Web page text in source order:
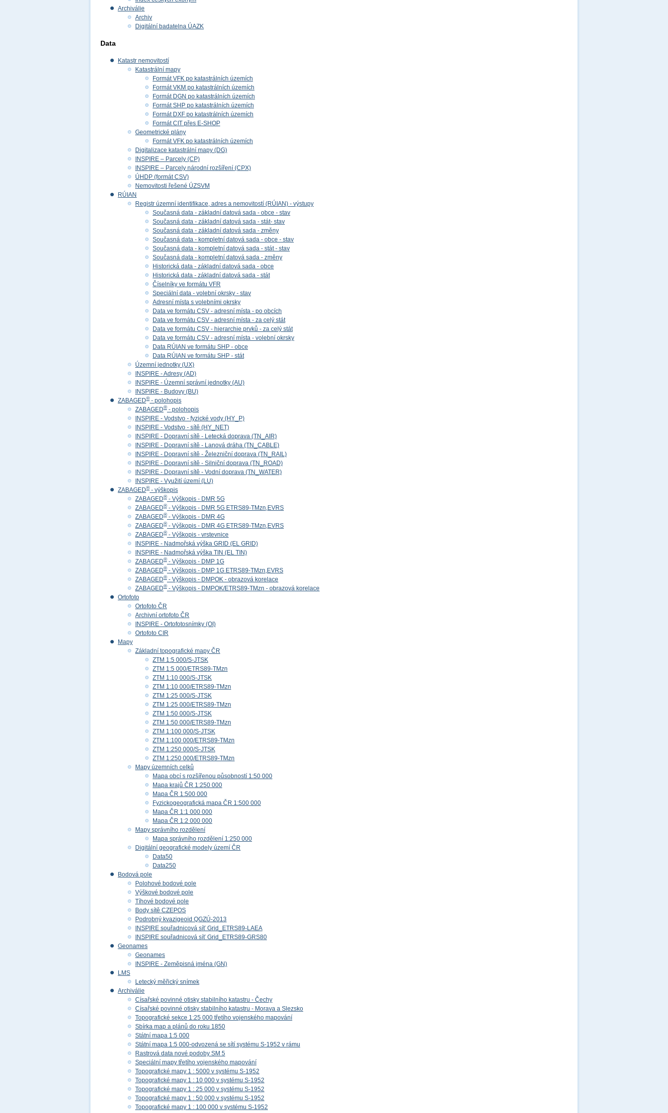
Archiválie
Archiv
Digitální badatelna ÚAZK
Data
Katastr nemovitostí
Katastrální mapy
Formát VFK po katastrálních územích
Formát VKM po katastrálních územích
Formát DGN po katastrálních územích
Formát SHP po katastrálních územích
Formát DXF po katastrálních územích
Formát CIT přes E-SHOP
Geometrické plány
Formát VFK po katastrálních územích
Digitalizace katastrální mapy (DG)
INSPIRE – Parcely (CP)
INSPIRE – Parcely národní rozšíření (CPX)
ÚHDP (formát CSV)
Nemovitosti řešené ÚZSVM
RÚIAN
Registr územní identifikace, adres a nemovitostí (RÚIAN) - výstupy
Současná data - základní datová sada - obce - stav
Současná data - základní datová sada - stát- stav
Současná data - základní datová sada - změny
Současná data - kompletní datová sada - obce - stav
Současná data - kompletní datová sada - stát - stav
Současná data - kompletní datová sada - změny
Historická data - základní datová sada - obce
Historická data - základní datová sada - stát
Číselníky ve formátu VFR
Speciální data - volební okrsky - stav
Adresní místa s volebními okrsky
Data ve formátu CSV - adresní místa - po obcích
Data ve formátu CSV - adresní místa - za celý stát
Data ve formátu CSV - hierarchie prvků - za celý stát
Data ve formátu CSV - adresní místa - volební okrsky
Data RÚIAN ve formátu SHP - obce
Data RÚIAN ve formátu SHP - stát
Územní jednotky (UX)
INSPIRE - Adresy (AD)
INSPIRE - Územní správní jednotky (AU)
INSPIRE - Budovy (BU)
ZABAGED®- polohopis
ZABAGED®- polohopis
INSPIRE - Vodstvo - fyzické vody (HY_P)
INSPIRE - Vodstvo - sítě (HY_NET)
INSPIRE - Dopravní sítě - Letecká doprava (TN_AIR)
INSPIRE - Dopravní sítě - Lanová dráha (TN_CABLE)
INSPIRE - Dopravní sítě - Železniční doprava (TN_RAIL)
INSPIRE - Dopravní sítě - Silniční doprava (TN_ROAD)
INSPIRE - Dopravní sítě - Vodní doprava (TN_WATER)
INSPIRE - Využití území (LU)
ZABAGED®- výškopis
ZABAGED®- Výškopis - DMR 5G
ZABAGED®- Výškopis - DMR 5G ETRS89-TMzn,EVRS
ZABAGED®- Výškopis - DMR 4G
ZABAGED®- Výškopis - DMR 4G ETRS89-TMzn,EVRS
ZABAGED®- Výškopis - vrstevnice
INSPIRE - Nadmořská výška GRID (EL GRID)
INSPIRE - Nadmořská výška TIN (EL TIN)
ZABAGED®- Výškopis - DMP 1G
ZABAGED®- Výškopis - DMP 1G ETRS89-TMzn,EVRS
ZABAGED®- Výškopis - DMPOK - obrazová korelace
ZABAGED®- Výškopis - DMPOK/ETRS89-TMzn - obrazová korelace
Ortofoto
Ortofoto ČR
Archivní ortofoto ČR
INSPIRE - Ortofotosnímky (OI)
Ortofoto CIR
Mapy
Základní topografické mapy ČR
ZTM 1:5 000/S-JTSK
ZTM 1:5 000/ETRS89-TMzn
ZTM 1:10 000/S-JTSK
ZTM 1:10 000/ETRS89-TMzn
ZTM 1:25 000/S-JTSK
ZTM 1:25 000/ETRS89-TMzn
ZTM 1:50 000/S-JTSK
ZTM 1:50 000/ETRS89-TMzn
ZTM 1:100 000/S-JTSK
ZTM 1:100 000/ETRS89-TMzn
ZTM 1:250 000/S-JTSK
ZTM 1:250 000/ETRS89-TMzn
Mapy územních celků
Mapa obcí s rozšířenou působností 1:50 000
Mapa krajů ČR 1:250 000
Mapa ČR 1:500 000
Fyzickogeografická mapa ČR 1:500 000
Mapa ČR 1:1 000 000
Mapa ČR 1:2 000 000
Mapy správního rozdělení
Mapa správního rozdělení 1:250 000
Digitální geografické modely území ČR
Data50
Data250
Bodová pole
Polohové bodové pole
Výškové bodové pole
Tíhové bodové pole
Body sítě CZEPOS
Podrobný kvazigeoid QGZÚ-2013
INSPIRE souřadnicová síť Grid_ETRS89-LAEA
INSPIRE souřadnicová síť Grid_ETRS89-GRS80
Geonames
Geonames
INSPIRE - Zeměpisná jména (GN)
LMS
Letecký měřický snímek
Archiválie
Císařské povinné otisky stabilního katastru - Čechy
Císařské povinné otisky stabilního katastru - Morava a Slezsko
Topografické sekce 1:25 000 třetího vojenského mapování
Sbírka map a plánů do roku 1850
Státní mapa 1:5 000
Státní mapa 1:5 000-odvozená se sítí systému S-1952 v rámu
Rastrová data nové podoby SM 5
Speciální mapy třetího vojenského mapování
Topografické mapy 1 : 5000 v systému S-1952
Topografické mapy 1 : 10 000 v systému S-1952
Topografické mapy 1 : 25 000 v systému S-1952
Topografické mapy 1 : 50 000 v systému S-1952
Topografické mapy 1 : 100 000 v systému S-1952